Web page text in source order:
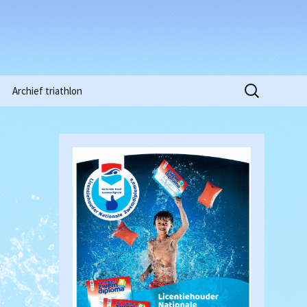
Clubkampioenschappen
Waterpolowedstrijd
Heren (18-03-2017)
Clubkampioenschappen
2018
Archief triathlon
Zoeken
naar: